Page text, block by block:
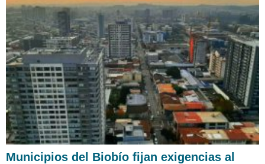
Municipios del Biobío fijan exigencias al